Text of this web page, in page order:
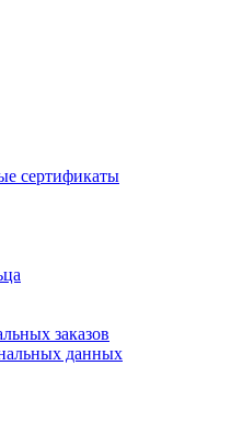
сертификаты
заказов
данных